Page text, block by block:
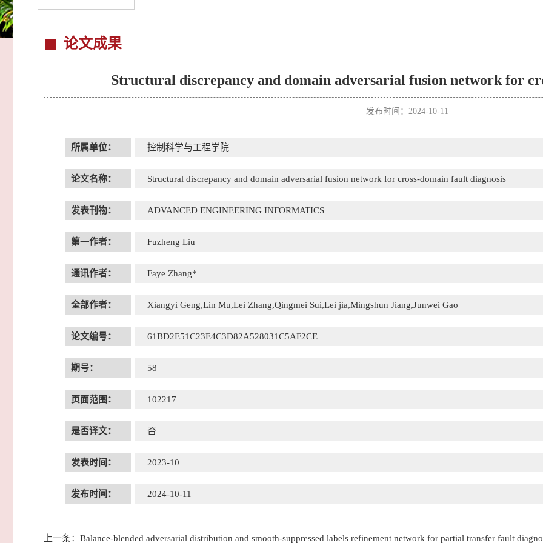
论文成果
Structural discrepancy and domain adversarial fusion network for
发布时间：2024-10-11
所属单位： 控制科学与工程学院
论文名称： Structural discrepancy and domain adversarial fusion network for cross-domain fault diagnosis
发表刊物： ADVANCED ENGINEERING INFORMATICS
第一作者： Fuzheng Liu
通讯作者： Faye Zhang*
全部作者： Xiangyi Geng,Lin Mu,Lei Zhang,Qingmei Sui,Lei jia,Mingshun Jiang,Junwei Gao
论文编号： 61BD2E51C23E4C3D82A528031C5AF2CE
期号： 58
页面范围： 102217
是否译文： 否
发表时间： 2023-10
发布时间： 2024-10-11
上一条： Balance-blended adversarial distribution and smooth-suppressed labels refinement network for partial transfer fault